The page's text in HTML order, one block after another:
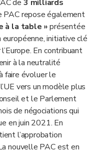
de 3 milliards
PAC repose également
à la table »présentée
initiative clé
En contribuant
à la neutralité
faire évoluer le
vers un modèle plus
et le Parlement
de négociations qui
en juin 2021. En
l’approbation
nouvelle PAC est en